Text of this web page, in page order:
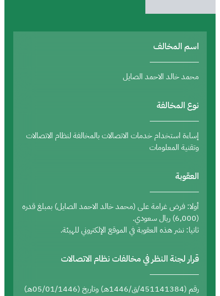
اسم المخالف
محمد خالد الاحمد الصايل
نوع المخالفة
إساءة استخدام خدمات الاتصالات بالمخالفة لنظام الاتصالات
وتقنية المعلومات
العقوبة
أولا: فرض غرامة على (محمد خالد الاحمد الصايل) بمبلغ قدره
(6,000) ريال سعودي.
ثانيا: نشر هذه العقوبة في الموقع الإلكتروني للهيئة.
قرار لجنة النظر في مخالفات نظام الاتصالات
رقم (451141384/ق/1446هـ) وتاريخ (05/01/1446هـ)